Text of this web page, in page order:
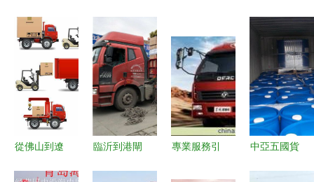
從佛山到遼
臨沂到港閘
專業服務引
中亞五國貨